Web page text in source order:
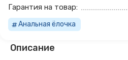
Гарантия на товар:
Анальная ёлочка
Описание